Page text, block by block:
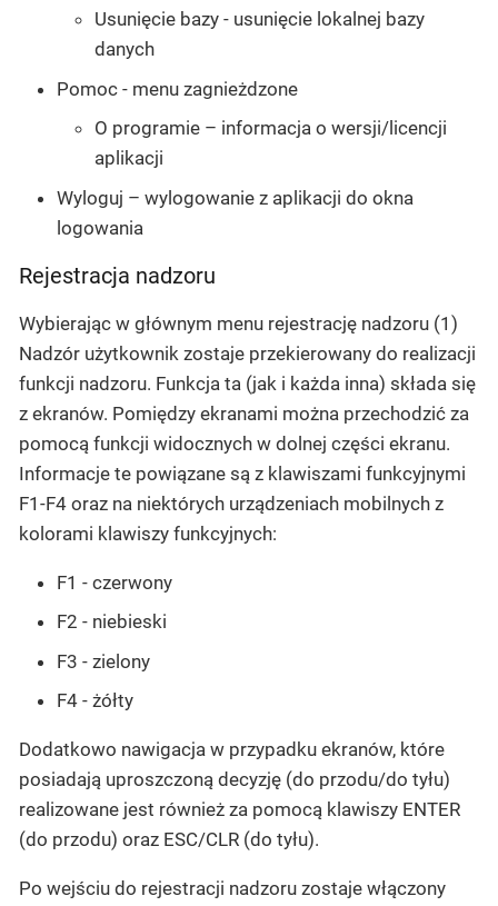
Usunięcie bazy - usunięcie lokalnej bazy
danych
Pomoc - menu zagnieżdzone
O programie – informacja o wersji/licencji
aplikacji
Wyloguj – wylogowanie z aplikacji do okna
logowania
Rejestracja nadzoru
Wybierając w głównym menu rejestrację nadzoru (1)
Nadzór użytkownik zostaje przekierowany do realizacji
funkcji nadzoru. Funkcja ta (jak i każda inna) składa się
z ekranów. Pomiędzy ekranami można przechodzić za
pomocą funkcji widocznych w dolnej części ekranu.
Informacje te powiązane są z klawiszami funkcyjnymi
F1-F4 oraz na niektórych urządzeniach mobilnych z
kolorami klawiszy funkcyjnych:
F1 - czerwony
F2 - niebieski
F3 - zielony
F4 - żółty
Dodatkowo nawigacja w przypadku ekranów, które
posiadają uproszczoną decyzję (do przodu/do tyłu)
realizowane jest również za pomocą klawiszy ENTER
(do przodu) oraz ESC/CLR (do tyłu).
Po wejściu do rejestracji nadzoru zostaje włączony